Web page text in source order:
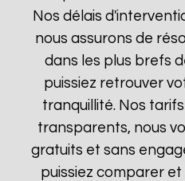
Nos délais
nous assurons de
dans les plus brefs
puissiez retrouver
tranquillité. Nos
transparents, nous
gratuits et sans
puissiez comparer et